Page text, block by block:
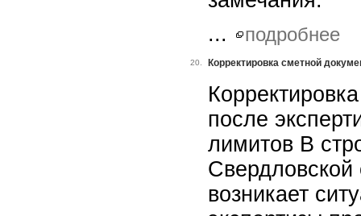
...
подробнее
20. Корректировка сметной
после
лимитов В
Свердловской
возникает